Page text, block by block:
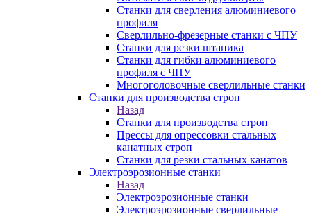
Станки для сверления алюминиевого
профиля
Сверлильно-фрезерные станки с ЧПУ
Станки для резки штапика
Станки для гибки алюминиевого
профиля с ЧПУ
Многоголовочные сверлильные станки
Станки для производства строп
Назад
Станки для производства строп
Прессы для опрессовки стальных
канатных строп
Станки для резки стальных канатов
Электроэрозионные станки
Назад
Электроэрозионные станки
Электроэрозионные сверлильные